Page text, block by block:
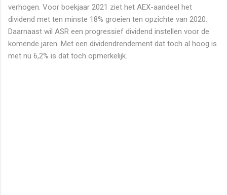
verhogen. Voor boekjaar 2021 ziet het AEX-aandeel het
dividend met ten minste 18% groeien ten opzichte van 2020.
Daarnaast wil ASR een progressief dividend instellen voor de
komende jaren. Met een dividendrendement dat toch al hoog is
met nu 6,2% is dat toch opmerkelijk.